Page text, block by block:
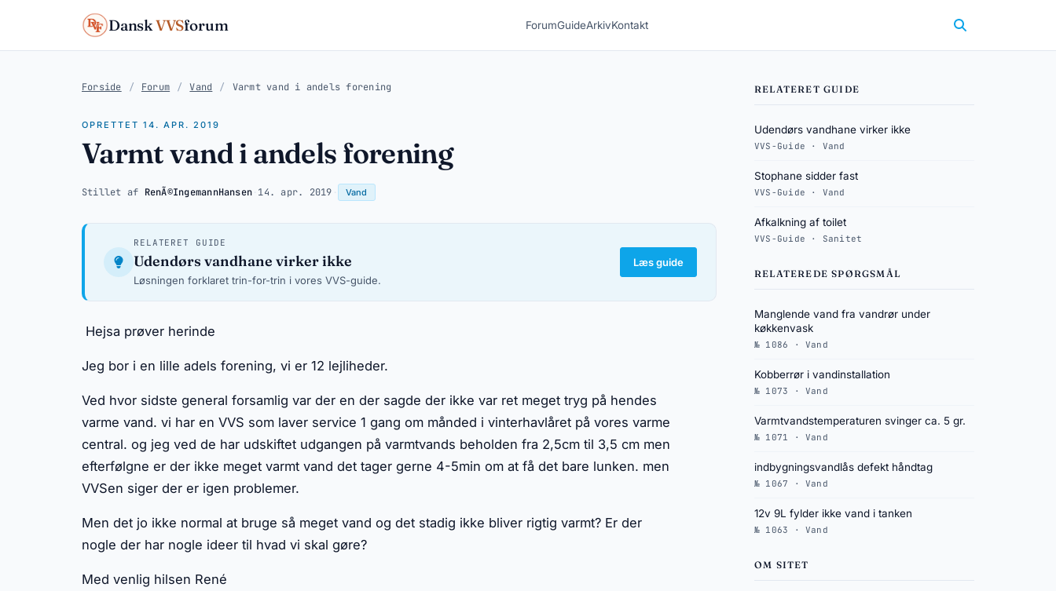
DanskVVSforum ForumGuideArkivKontakt
Forside / Forum / Vand / Varmt vand i andels forening
OPRETTET 14. APR. 2019
Varmt vand i andels forening
Stillet af RenÃ©IngemannHansen 14. apr. 2019 Vand
RELATERET GUIDE
Udendørs vandhane virker ikke
Løsningen forklaret trin-for-trin i vores VVS-guide.
Læs guide
Hejsa prøver herinde
Jeg bor i en lille adels forening, vi er 12 lejliheder.
Ved hvor sidste general forsamlig var der en der sagde der ikke var ret meget tryg på hendes
varme vand. vi har en VVS som laver service 1 gang om månded i vinterhavlåret på vores varme
central. og jeg ved de har udskiftet udgangen på varmtvands beholden fra 2,5cm til 3,5 cm men
efterfølgne er der ikke meget varmt vand det tager gerne 4-5min om at få det bare lunken. men
VVSen siger der er igen problemer.
Men det jo ikke normal at bruge så meget vand og det stadig ikke bliver rigtig varmt? Er der
nogle der har nogle ideer til hvad vi skal gøre?
Med venlig hilsen René
RELATERET GUIDE
Udendørs vandhane virker ikke
VVS-Guide · Vand
Stophane sidder fast
VVS-Guide · Vand
Afkalkning af toilet
VVS-Guide · Sanitet
RELATEREDE SPØRGSMÅL
Manglende vand fra vandrør under
køkkenvask
№ 1086 · Vand
Kobberrør i vandinstallation
№ 1073 · Vand
Varmtvandstemperaturen svinger ca. 5 gr.
№ 1071 · Vand
indbygningsvandlås defekt håndtag
№ 1067 · Vand
12v 9L fylder ikke vand i tanken
№ 1063 · Vand
OM SITET